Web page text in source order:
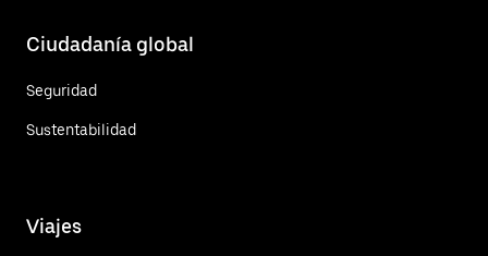
Ciudadanía global
Seguridad
Sustentabilidad
Viajes